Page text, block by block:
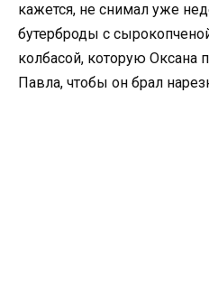
кажется, не снимал уже
бутерброды с
колбасой, которую Оксана
Павла, чтобы он брал